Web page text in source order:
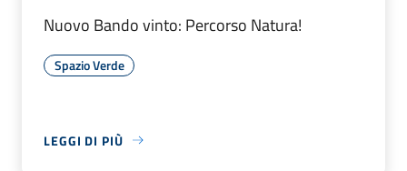
Nuovo Bando vinto: Percorso Natura!
Spazio Verde
LEGGI DI PIÙ